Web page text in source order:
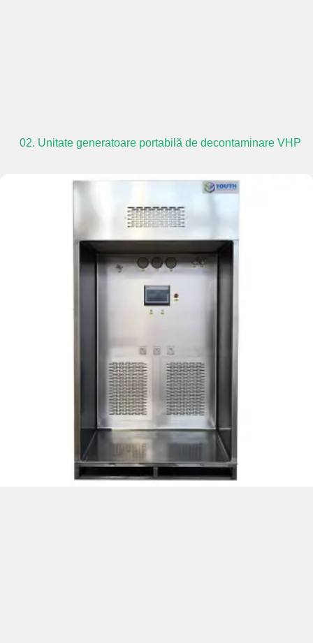
02. Unitate generatoare portabilă de decontaminare VHP